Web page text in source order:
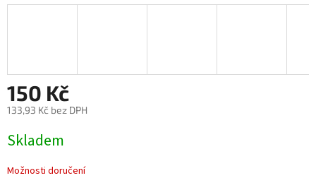
150 Kč
133,93 Kč bez DPH
cena:
Skladem
Možnosti doručení